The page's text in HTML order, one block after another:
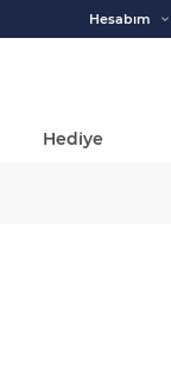
Hesabım
Hediye